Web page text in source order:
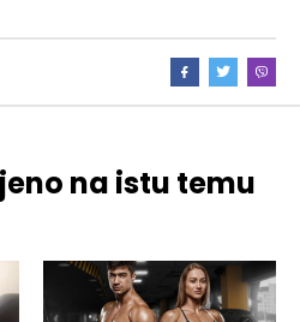
na istu temu